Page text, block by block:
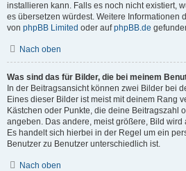
installieren kann. Falls es noch nicht existiert,
es übersetzen würdest. Weitere Informationen
von phpBB Limited oder aufphpBB.de
Nach oben
Was sind das für Bilder, die bei meinem
In der Beitragsansicht können zwei Bilder bei
Eines dieser Bilder ist meist mit deinem Rang
Kästchen oder Punkte, die deine Beitragszahl
angeben. Das andere, meist größere, Bild wird
Es handelt sich hierbei in der Regel um ein
Benutzer zu Benutzer unterschiedlich ist.
Nach oben